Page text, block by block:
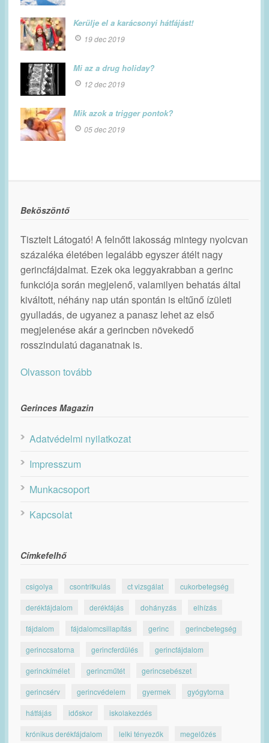
Kerülje el a karácsonyi hátfájást!
19 dec 2019
Mi az a drug holiday?
12 dec 2019
Mik azok a trigger pontok?
05 dec 2019
Beköszöntő
Tisztelt Látogató! A felnőtt lakosság mintegy nyolcvan
százaléka életében legalább egyszer átélt nagy
gerincfájdalmat. Ezek oka leggyakrabban a gerinc
funkciója során megjelenő, valamilyen behatás által
kiváltott, néhány nap után spontán is eltűnő ízületi
gyulladás, de ugyanez a panasz lehet az első
megjelenése akár a gerincben növekedő
rosszindulatú daganatnak is.
Olvasson tovább
Gerinces Magazin
Adatvédelmi nyilatkozat
Impresszum
Munkacsoport
Kapcsolat
Címkefelhő
csigolya csontritkulás ct vizsgálat cukorbetegség
derékfájdalom derékfájás dohányzás elhízás
fájdalom fájdalomcsillapítás gerinc gerincbetegség
gerinccsatorna gerincferdülés gerincfájdalom
gerinckímélet gerincműtét gerincsebészet
gerincsérv gerincvédelem gyermek gyógytorna
hátfájás időskor iskolakezdés
krónikus derékfájdalom lelki tényezők megelőzés